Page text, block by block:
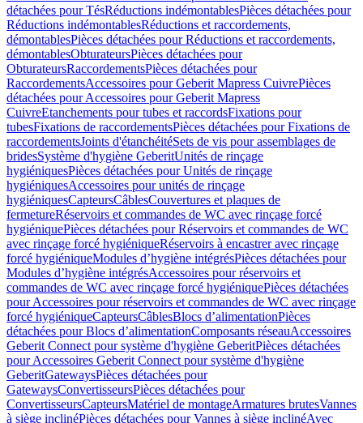
détachées pour TésRéductions indémontablesPièces détachées pour
Réductions indémontablesRéductions et raccordements,
démontablesPièces détachées pour Réductions et raccordements,
démontablesObturateursPièces détachées pour
ObturateursRaccordementsPièces détachées pour
RaccordementsAccessoires pour Geberit Mapress CuivrePièces
détachées pour Accessoires pour Geberit Mapress
CuivreEtanchements pour tubes et raccordsFixations pour
tubesFixations de raccordementsPièces détachées pour Fixations de
raccordementsJoints d'étanchéitéSets de vis pour assemblages de
bridesSystème d'hygiène GeberitUnités de rinçage
hygiéniquesPièces détachées pour Unités de rinçage
hygiéniquesAccessoires pour unités de rinçage
hygiéniquesCapteursCâblesCouvertures et plaques de
fermetureRéservoirs et commandes de WC avec rinçage forcé
hygiéniquePièces détachées pour Réservoirs et commandes de WC
avec rinçage forcé hygiéniqueRéservoirs à encastrer avec rinçage
forcé hygiéniqueModules d’hygiène intégrésPièces détachées pour
Modules d’hygiène intégrésAccessoires pour réservoirs et
commandes de WC avec rinçage forcé hygiéniquePièces détachées
pour Accessoires pour réservoirs et commandes de WC avec rinçage
forcé hygiéniqueCapteursCâblesBlocs d’alimentationPièces
détachées pour Blocs d’alimentationComposants réseauAccessoires
Geberit Connect pour système d'hygiène GeberitPièces détachées
pour Accessoires Geberit Connect pour système d'hygiène
GeberitGatewaysPièces détachées pour
GatewaysConvertisseursPièces détachées pour
ConvertisseursCapteursMatériel de montageArmatures brutesVannes
à siège inclinéPièces détachées pour Vannes à siège inclinéAvec